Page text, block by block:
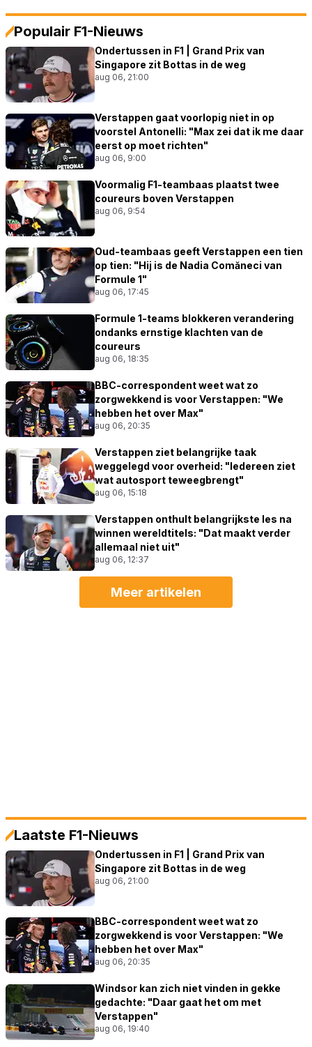
Populair F1-Nieuws
Ondertussen in F1 | Grand Prix van
Singapore zit Bottas in de weg
aug 06, 21:00
Verstappen gaat voorlopig niet in op
voorstel Antonelli: "Max zei dat ik me daar
eerst op moet richten"
aug 06, 9:00
Voormalig F1-teambaas plaatst twee
coureurs boven Verstappen
aug 06, 9:54
Oud-teambaas geeft Verstappen een tien
op tien: "Hij is de Nadia Comăneci van
Formule 1"
aug 06, 17:45
Formule 1-teams blokkeren verandering
ondanks ernstige klachten van de
coureurs
aug 06, 18:35
BBC-correspondent weet wat zo
zorgwekkend is voor Verstappen: "We
hebben het over Max"
aug 06, 20:35
Verstappen ziet belangrijke taak
weggelegd voor overheid: "Iedereen ziet
wat autosport teweegbrengt"
aug 06, 15:18
Verstappen onthult belangrijkste les na
winnen wereldtitels: "Dat maakt verder
allemaal niet uit"
aug 06, 12:37
Meer artikelen
Laatste F1-Nieuws
Ondertussen in F1 | Grand Prix van
Singapore zit Bottas in de weg
aug 06, 21:00
BBC-correspondent weet wat zo
zorgwekkend is voor Verstappen: "We
hebben het over Max"
aug 06, 20:35
Windsor kan zich niet vinden in gekke
gedachte: "Daar gaat het om met
Verstappen"
aug 06, 19:40